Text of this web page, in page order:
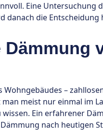
Eine Untersuchung
danach die
Dämmung
–
meist nur einmal im
Ein erfahrener
nach heutigen